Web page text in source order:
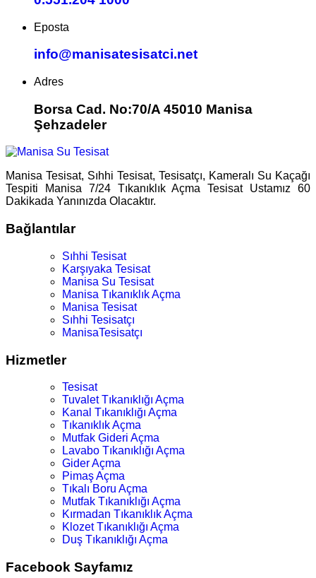
Eposta
info@manisatesisatci.net
Adres
Borsa Cad. No:70/A 45010 Manisa
Şehzadeler
Manisa Tesisat, Sıhhi Tesisat, Tesisatçı, Kameralı Su Kaçağı
Tespiti Manisa 7/24 Tıkanıklık Açma Tesisat Ustamız 60
Dakikada Yanınızda Olacaktır.
Bağlantılar
Sıhhi Tesisat
Karşıyaka Tesisat
Manisa Su Tesisat
Manisa Tıkanıklık Açma
Manisa Tesisat
Sıhhi Tesisatçı
ManisaTesisatçı
Hizmetler
Tesisat
Tuvalet Tıkanıklığı Açma
Kanal Tıkanıklığı Açma
Tıkanıklık Açma
Mutfak Gideri Açma
Lavabo Tıkanıklığı Açma
Gider Açma
Pimaş Açma
Tıkalı Boru Açma
Mutfak Tıkanıklığı Açma
Kırmadan Tıkanıklık Açma
Klozet Tıkanıklığı Açma
Duş Tıkanıklığı Açma
Facebook Sayfamız